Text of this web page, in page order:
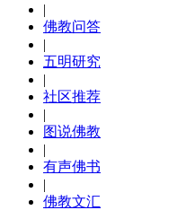
|
佛教问答
|
五明研究
|
社区推荐
|
图说佛教
|
有声佛书
|
佛教文汇